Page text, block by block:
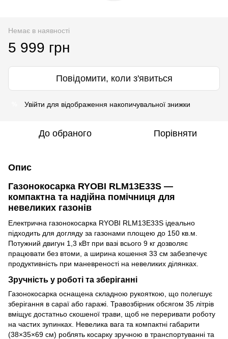
Немає в наявності
5 999 грн
Повідомити, коли з'явиться
Увійти для відображення накопичувальної знижки
До обраного Порівняти
Опис
Газонокосарка RYOBI RLM13E33S —
компактна та надійна помічниця для
невеликих газонів
Електрична газонокосарка RYOBI RLM13E33S ідеально
підходить для догляду за газонами площею до 150 кв.м.
Потужний двигун 1,3 кВт при вазі всього 9 кг дозволяє
працювати без втоми, а ширина кошення 33 см забезпечує
продуктивність при маневреності на невеликих ділянках.
Зручність у роботі та зберіганні
Газонокосарка оснащена складною рукояткою, що полегшує
зберігання в сараї або гаражі. Травозбірник обсягом 35 літрів
вміщує достатньо скошеної трави, щоб не переривати роботу
на частих зупинках. Невелика вага та компактні габарити
(38×35×69 см) роблять косарку зручною в транспортуванні та